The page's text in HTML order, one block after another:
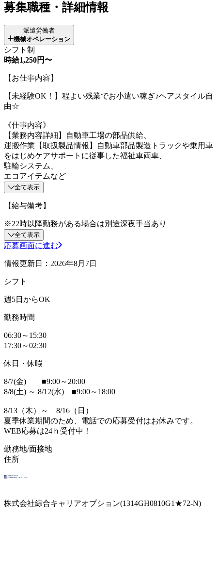
募集職種・詳細情報
派遣労働者
機械オペレーション
シフト制
時給1,250円〜
【お仕事内容】
【未経験OK！】程よい残業でお小遣い稼ぎ♪ヘアスタイル自
由☆
《仕事内容》
【業務内容詳細】自動車工場の部品供給、
運搬作業【取扱製品情報】自動車部品製造トラックや乗用車
をはじめケアサポートに従事した福祉車両車、
駐輪システム、
エコアイテムなど
全て表示
【給与備考】
※22時以降勤務がある場合は別途深夜手当あり
全て表示
応募画面に進む
情報更新日：2026年8月7日
シフト
週5日からOK
勤務時間
06:30～15:30
17:30～02:30
休日・休暇
8/7(金) ■9:00～20:00
8/8(土) ～ 8/12(水) ■9:00～18:00
8/13（木）～ 8/16（日）
夏季休業期間のため、電話での応募受付はお休みです。
WEB応募は24ｈ受付中！
勤務地/面接地
住所
株式会社綜合キャリアオプション(1314GH0810G1★72-N)